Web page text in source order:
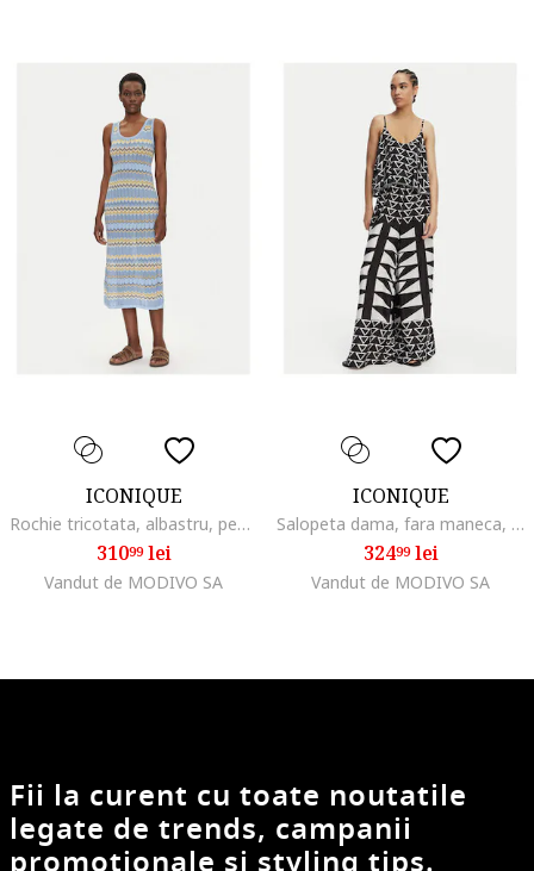
ICONIQUE
Rochie tricotata, albastru, pentru femei
31099lei
Vandut de MODIVO SA
ICONIQUE
Salopeta dama, fara maneca, alb/negru, sintetic
32499lei
Vandut de MODIVO SA
Fii la curent cu toate noutatile
legate de trends, campanii